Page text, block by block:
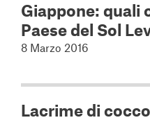
Giappone: quali
Paese del Sol
8 Marzo 2016
Lacrime di